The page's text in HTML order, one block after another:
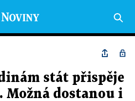
stát přispěje
Možná dostanou i